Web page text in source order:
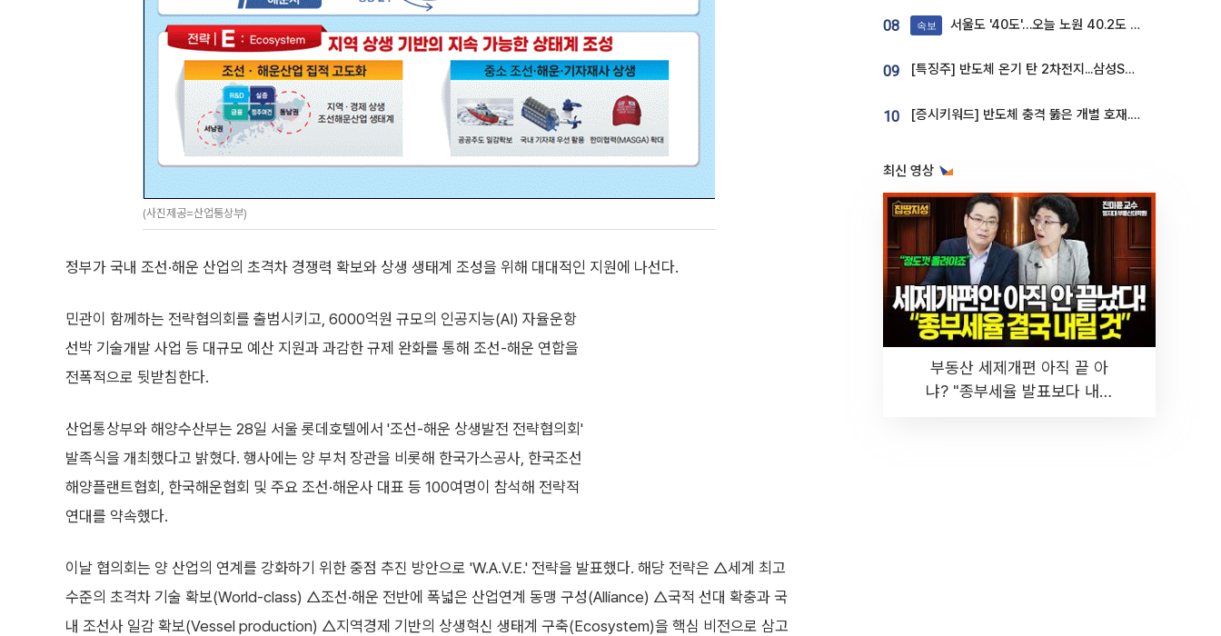
(사진제공=산업통상부)
정부가 국내 조선·해운 산업의 초격차 경쟁력 확보와 상생 생태계 조성을 위해 대대적인 지원에 나선다.
민관이 함께하는 전략협의회를 출범시키고, 6000억원 규모의 인공지능(AI) 자율운항
선박 기술개발 사업 등 대규모 예산 지원과 과감한 규제 완화를 통해 조선-해운 연합을
전폭적으로 뒷받침한다.
산업통상부와 해양수산부는 28일 서울 롯데호텔에서 '조선-해운 상생발전 전략협의회'
발족식을 개최했다고 밝혔다. 행사에는 양 부처 장관을 비롯해 한국가스공사, 한국조선
해양플랜트협회, 한국해운협회 및 주요 조선·해운사 대표 등 100여명이 참석해 전략적
연대를 약속했다.
이날 협의회는 양 산업의 연계를 강화하기 위한 중점 추진 방안으로 'W.A.V.E.' 전략을 발표했다. 해당 전략은 △세계 최고
수준의 초격차 기술 확보(World-class) △조선·해운 전반에 폭넓은 산업연계 동맹 구성(Alliance) △국적 선대 확충과 국
내 조선사 일감 확보(Vessel production) △지역경제 기반의 상생혁신 생태계 구축(Ecosystem)을 핵심 비전으로 삼고
08 속보 서울도 '40도'…오늘 노원 40.2도 기록
09 [특징주] 반도체 온기 탄 2차전지...삼성SDI, 장 초반 7% 넘게 껑충
10 [증시키워드] 반도체 충격 뚫은 개별 호재...포스코퓨처엠·에코프로·한화솔루션 '눈길'
최신 영상
부동산 세제개편 아직 끝 아
냐? "종부세율 발표보다 내릴